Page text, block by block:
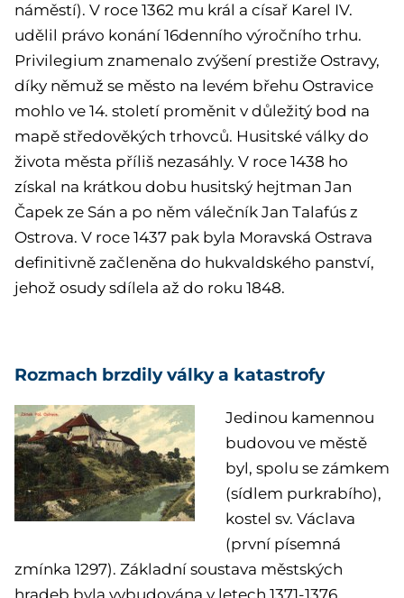
náměstí). V roce 1362 mu král a císař Karel IV.
udělil právo konání 16denního výročního trhu.
Privilegium znamenalo zvýšení prestiže Ostravy,
díky němuž se město na levém břehu Ostravice
mohlo ve 14. století proměnit v důležitý bod na
mapě středověkých trhovců. Husitské války do
života města příliš nezasáhly. V roce 1438 ho
získal na krátkou dobu husitský hejtman Jan
Čapek ze Sán a po něm válečník Jan Talafús z
Ostrova. V roce 1437 pak byla Moravská Ostrava
definitivně začleněna do hukvaldského panství,
jehož osudy sdílela až do roku 1848.
Rozmach brzdily války a katastrofy
Jedinou kamennou
budovou ve městě
byl, spolu se zámkem
(sídlem purkrabího),
kostel sv. Václava
(první písemná
zmínka 1297). Základní soustava městských